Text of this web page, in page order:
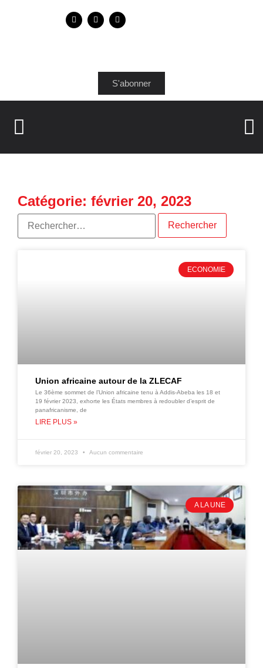
S'abonner
Catégorie: février 20, 2023
ECONOMIE
Union africaine autour de la ZLECAF
Le 36ème sommet de l’Union africaine tenu à Addis-Abeba les 18 et
19 février 2023, exhorte les États membres à redoubler d’esprit de
panafricanisme, de
LIRE PLUS »
février 20, 2023 Aucun commentaire
A LA UNE